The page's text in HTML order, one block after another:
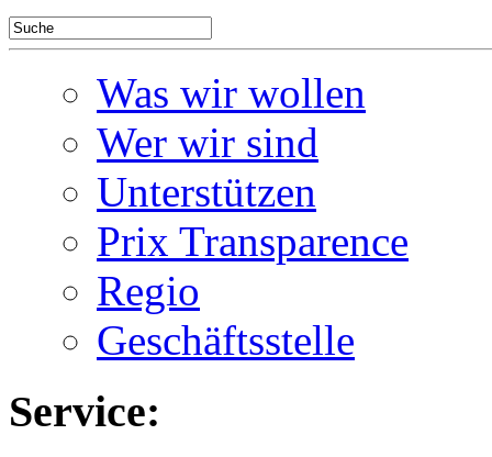
Was wir wollen
Wer wir sind
Unterstützen
Prix Transparence
Regio
Geschäftsstelle
Service: